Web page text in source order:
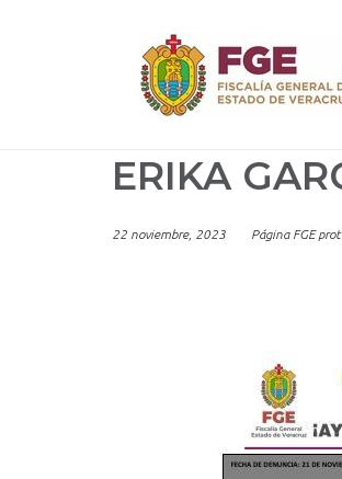
ERIKA
22 noviembre, 2023 Página FGE